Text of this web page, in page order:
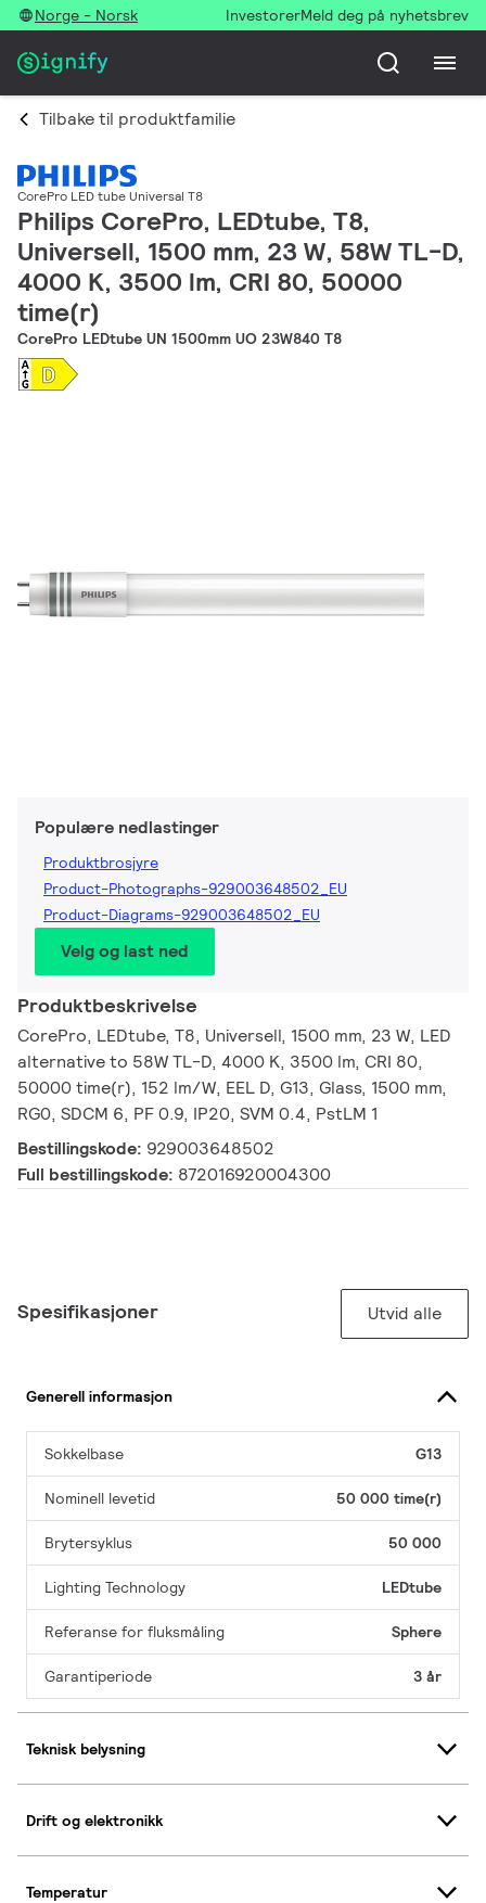
Norge - Norsk InvestorerMeld deg på nyhetsbrev
Tilbake til produktfamilie
CorePro LED tube Universal T8
Philips CorePro, LEDtube, T8,
Universell, 1500 mm, 23 W, 58W TL-D,
4000 K, 3500 lm, CRI 80, 50000
time(r)
CorePro LEDtube UN 1500mm UO 23W840 T8
Populære nedlastinger
Produktbrosjyre
Product-Photographs-929003648502_EU
Product-Diagrams-929003648502_EU
Velg og last ned
Produktbeskrivelse
CorePro, LEDtube, T8, Universell, 1500 mm, 23 W, LED
alternative to 58W TL-D, 4000 K, 3500 lm, CRI 80,
50000 time(r), 152 lm/W, EEL D, G13, Glass, 1500 mm,
RG0, SDCM 6, PF 0.9, IP20, SVM 0.4, PstLM 1
Bestillingskode: 929003648502
Full bestillingskode: 872016920004300
Spesifikasjoner Utvid alle
Generell informasjon
Sokkelbase G13
Nominell levetid 50 000 time(r)
Brytersyklus 50 000
Lighting Technology LEDtube
Referanse for fluksmåling Sphere
Garantiperiode 3 år
Teknisk belysning
Drift og elektronikk
Temperatur